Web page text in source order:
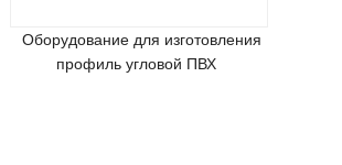
Оборудование для изготовления
профиль угловой ПВХ